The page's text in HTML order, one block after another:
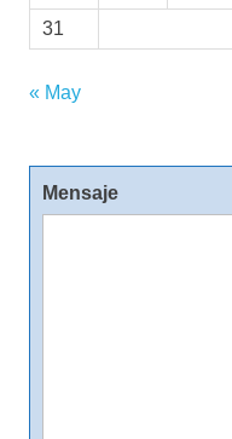
31
« May
Mensaje